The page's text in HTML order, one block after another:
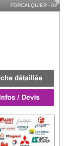
FORCALQUIER - 04